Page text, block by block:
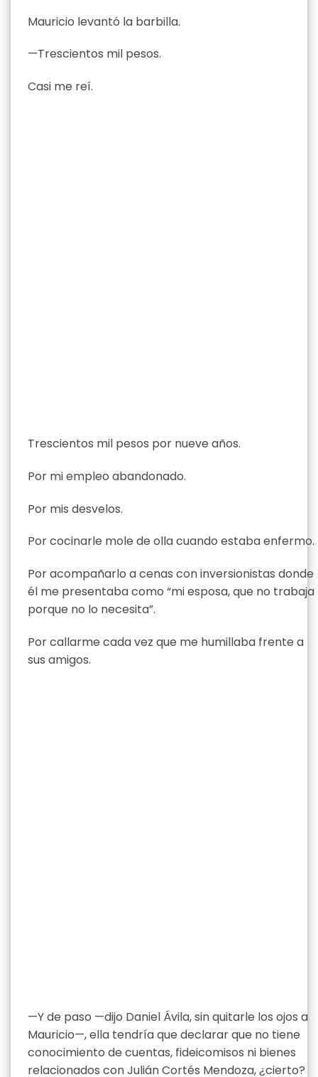
Mauricio levantó la barbilla.
—Trescientos mil pesos.
Casi me reí.
Trescientos mil pesos por nueve años.
Por mi empleo abandonado.
Por mis desvelos.
Por cocinarle mole de olla cuando estaba enfermo.
Por acompañarlo a cenas con inversionistas donde
él me presentaba como “mi esposa, que no trabaja
porque no lo necesita”.
Por callarme cada vez que me humillaba frente a
sus amigos.
—Y de paso —dijo Daniel Ávila, sin quitarle los ojos a
Mauricio—, ella tendría que declarar que no tiene
conocimiento de cuentas, fideicomisos ni bienes
relacionados con Julián Cortés Mendoza, ¿cierto?